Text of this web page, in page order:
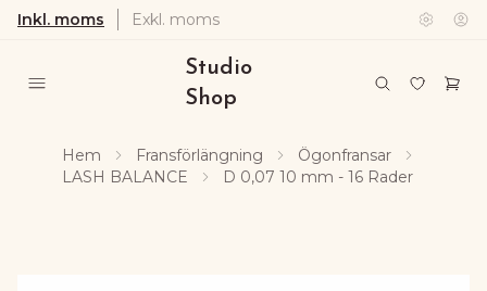
Inkl. moms Exkl. moms
Studio
Shop
Hem Fransförlängning
Ögonfransar
LASH BALANCE
D 0,07 10 mm - 16 Rader